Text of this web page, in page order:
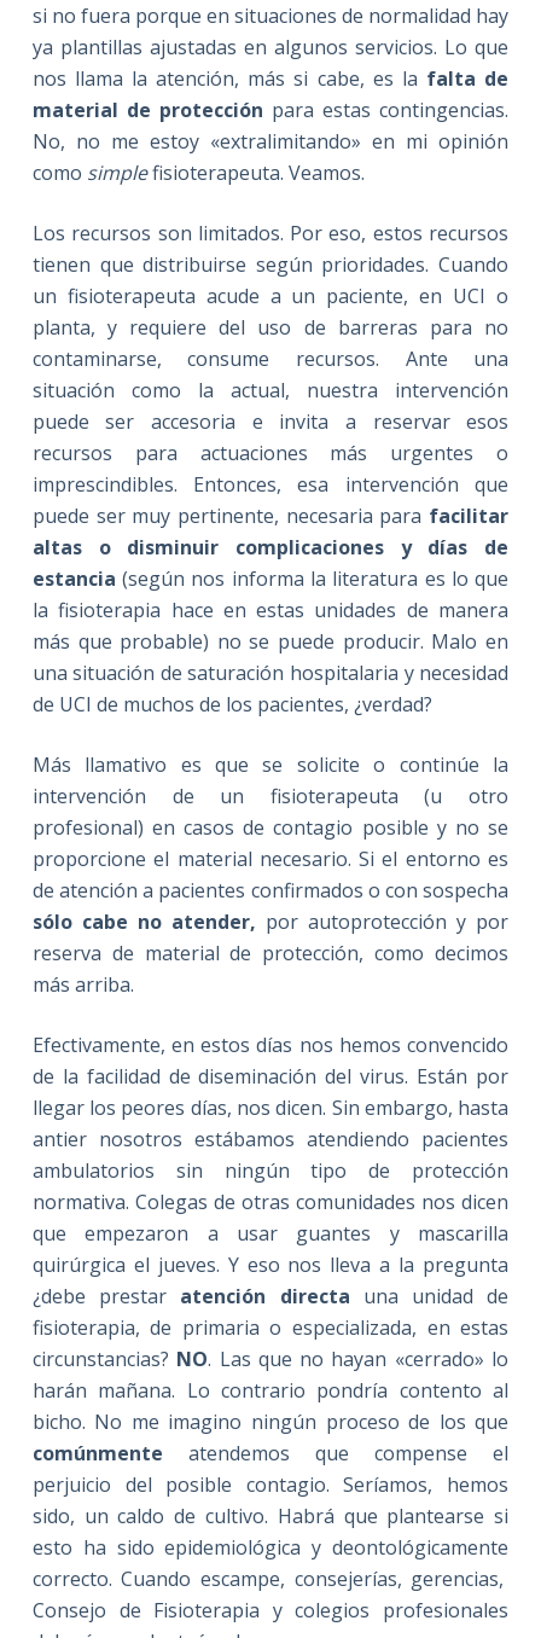
si no fuera porque en situaciones de normalidad hay
ya plantillas ajustadas en algunos servicios. Lo que
nos llama la atención, más si cabe, es la falta de
material de protección para estas contingencias.
No, no me estoy «extralimitando» en mi opinión
como simplefisioterapeuta. Veamos.
Los recursos son limitados. Por eso, estos recursos
tienen que distribuirse según prioridades. Cuando
un fisioterapeuta acude a un paciente, en UCI o
planta, y requiere del uso de barreras para no
contaminarse, consume recursos. Ante una
situación como la actual, nuestra intervención
puede ser accesoria e invita a reservar esos
recursos para actuaciones más urgentes o
imprescindibles. Entonces, esa intervención que
puede ser muy pertinente, necesaria para facilitar
altas o disminuir complicaciones y días de
estancia (según nos informa la literatura es lo que
la fisioterapia hace en estas unidades de manera
más que probable) no se puede producir. Malo en
una situación de saturación hospitalaria y necesidad
de UCI de muchos de los pacientes, ¿verdad?
Más llamativo es que se solicite o continúe la
intervención de un fisioterapeuta (u otro
profesional) en casos de contagio posible y no se
proporcione el material necesario. Si el entorno es
de atención a pacientes confirmados o con sospecha
sólo cabe no atender, por autoprotección y por
reserva de material de protección, como decimos
más arriba.
Efectivamente, en estos días nos hemos convencido
de la facilidad de diseminación del virus. Están por
llegar los peores días, nos dicen. Sin embargo, hasta
antier nosotros estábamos atendiendo pacientes
ambulatorios sin ningún tipo de protección
normativa. Colegas de otras comunidades nos dicen
que empezaron a usar guantes y mascarilla
quirúrgica el jueves. Y eso nos lleva a la pregunta
¿debe prestar atención directa una unidad de
fisioterapia, de primaria o especializada, en estas
circunstancias? NO. Las que no hayan «cerrado» lo
harán mañana. Lo contrario pondría contento al
bicho. No me imagino ningún proceso de los que
comúnmente atendemos que compense el
perjuicio del posible contagio. Seríamos, hemos
sido, un caldo de cultivo. Habrá que plantearse si
esto ha sido epidemiológica y deontológicamente
correcto. Cuando escampe, consejerías, gerencias,
Consejo de Fisioterapia y colegios profesionales